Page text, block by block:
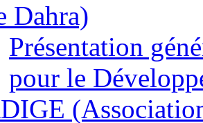
Dahra)
Présentation
pour le